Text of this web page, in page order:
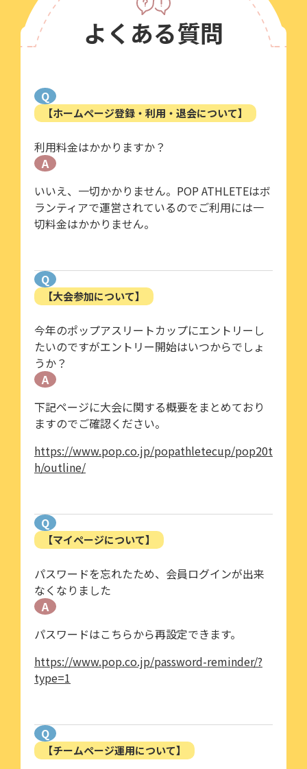
よくある質問
Q
【ホームページ登録・利用・退会について】
利用料金はかかりますか？
A
いいえ、一切かかりません。POP ATHLETEはボ
ランティアで運営されているのでご利用には一
切料金はかかりません。
Q
【大会参加について】
今年のポップアスリートカップにエントリーし
たいのですがエントリー開始はいつからでしょ
うか？
A
下記ページに大会に関する概要をまとめており
ますのでご確認ください。
https://www.pop.co.jp/popathletecup/pop20t
h/outline/
Q
【マイページについて】
パスワードを忘れたため、会員ログインが出来
なくなりました
A
パスワードはこちらから再設定できます。
https://www.pop.co.jp/password-reminder/?
type=1
Q
【チームページ運用について】